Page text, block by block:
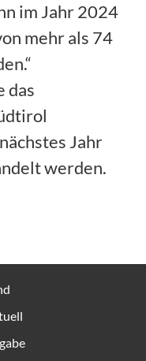
im Jahr 2024
mehr als 74
das
Jahr
werden.